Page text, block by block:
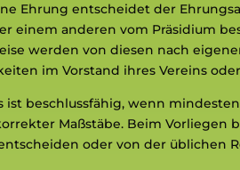
Ehrung entscheidet der
einem anderen vom Präsidium
werden von diesen nach
im Vorstand ihres Vereins
ist beschlussfähig, wenn
Maßstäbe. Beim Vorliegen
oder von der üblichen